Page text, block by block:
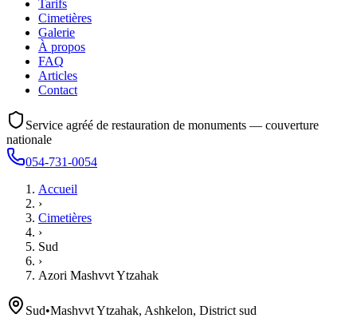
Tarifs
Cimetières
Galerie
À propos
FAQ
Articles
Contact
Service agréé de restauration de monuments — couverture
nationale
054-731-0054
Accueil
›
Cimetières
›
Sud
›
Azori Mashvvt Ytzahak
Sud•Mashvvt Ytzahak, Ashkelon, District sud